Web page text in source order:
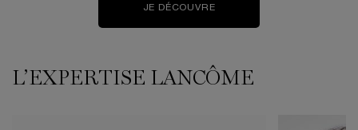
JE DÉCOUVRE
L’EXPERTISE LANCÔME